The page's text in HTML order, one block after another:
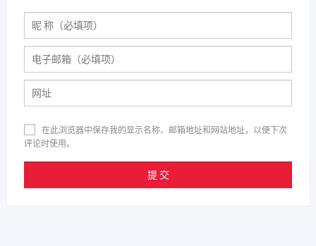
在此浏览器中保存我的显示名称、邮箱地址和网站地址，以便下次
评论时使用。